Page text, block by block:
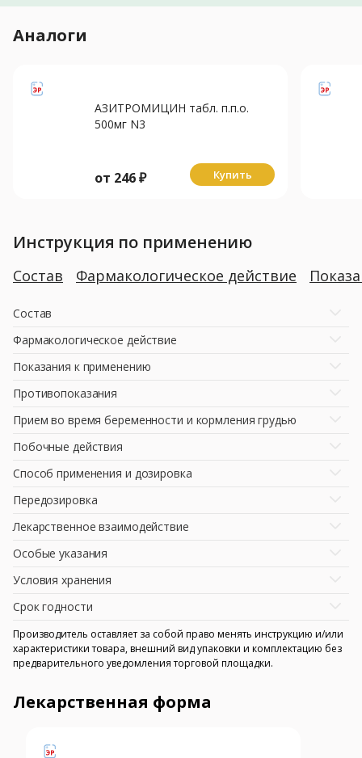
Аналоги
АЗИТРОМИЦИН табл. п.п.о.
500мг N3
от 246₽ Купить
Инструкция по применению
Состав Фармакологическое действие
Состав
Фармакологическое действие
Показания к применению
Противопоказания
Прием во время беременности и кормления грудью
Побочные действия
Способ применения и дозировка
Передозировка
Лекарственное взаимодействие
Особые указания
Условия хранения
Срок годности
Производитель оставляет за собой право менять инструкцию и/или
характеристики товара, внешний вид упаковки и комплектацию без
предварительного уведомления торговой площадки.
Лекарственная форма